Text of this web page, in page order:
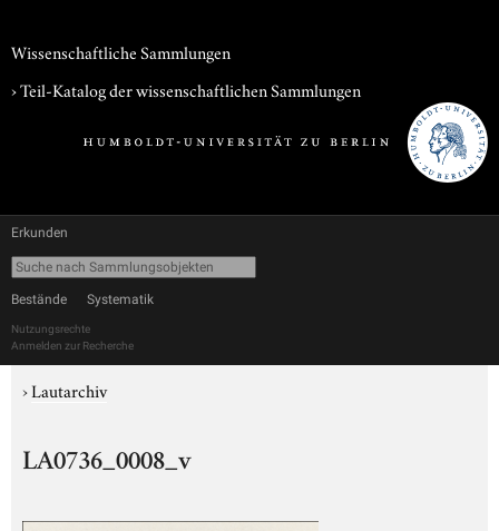
Wissenschaftliche Sammlungen
› Teil-Katalog der wissenschaftlichen Sammlungen
Erkunden
Bestände Systematik
Nutzungsrechte
Anmelden zur Recherche
›Lautarchiv
LA0736_0008_v